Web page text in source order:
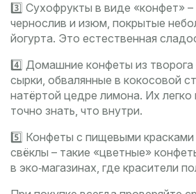
3️⃣ Сухофрукты в виде «конфет»
чернослив и изюм, покрытые
йогурта. Это естественная
4️⃣ Домашние конфеты из
сырки, обвалянные в кокосовой
натёртой цедре лимона. Их легко
точно знать, что внутри.
5️⃣ Конфеты с пищевыми красками
свёклы – такие «цветные»
в эко‑магазинах, где красители